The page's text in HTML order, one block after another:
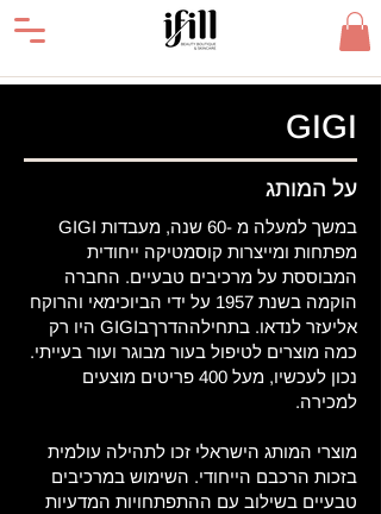
GIGI
על המותג
במשך למעלה מ -60 שנה, מעבדות GIGI
מפתחות ומייצרות קוסמטיקה ייחודית
המבוססת על מרכיבים טבעיים. החברה
הוקמה בשנת 1957 על ידי הביוכימאי והרוקח
אליעזר לנדאו. בתחילההדרךבGIGI היו רק
כמה מוצרים לטיפול בעור מבוגר ועור בעייתי.
נכון לעכשיו, מעל 400 פריטים מוצעים
למכירה.
מוצרי המותג הישראלי זכו לתהילה עולמית
בזכות הרכבם הייחודי. השימוש במרכיבים
טבעיים בשילוב עם ההתפתחויות המדעיות